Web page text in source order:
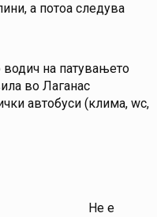
а потоа следува
водич на патувањето
во Лаганас
автобуси (клима, wc,
е